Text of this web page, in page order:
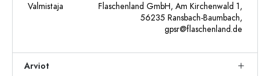
Valmistaja
Flaschenland GmbH, Am Kirchenwald 1,
56235 Ransbach-Baumbach,
gpsr@flaschenland.de
Arviot